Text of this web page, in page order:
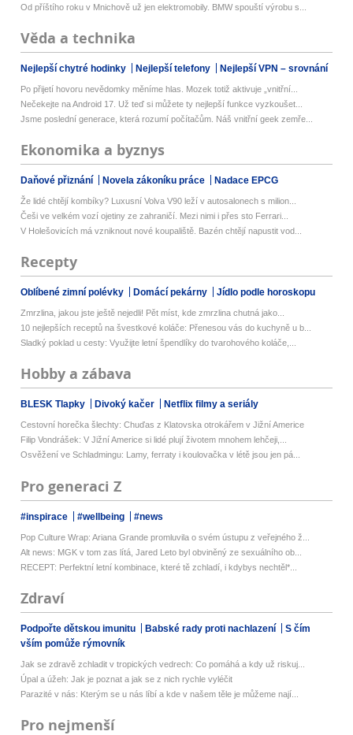
Od příštího roku v Mnichově už jen elektromobily. BMW spouští výrobu s...
Věda a technika
Nejlepší chytré hodinky Nejlepší telefony Nejlepší VPN – srovnání
Po přijetí hovoru nevědomky měníme hlas. Mozek totiž aktivuje „vnitřní...
Nečekejte na Android 17. Už teď si můžete ty nejlepší funkce vyzkoušet...
Jsme poslední generace, která rozumí počítačům. Náš vnitřní geek zemře...
Ekonomika a byznys
Daňové přiznání Novela zákoníku práce Nadace EPCG
Že lidé chtějí kombíky? Luxusní Volva V90 leží v autosalonech s milion...
Češi ve velkém vozí ojetiny ze zahraničí. Mezi nimi i přes sto Ferrari...
V Holešovicích má vzniknout nové koupaliště. Bazén chtějí napustit vod...
Recepty
Oblíbené zimní polévky Domácí pekárny Jídlo podle horoskopu
Zmrzlina, jakou jste ještě nejedli! Pět míst, kde zmrzlina chutná jako...
10 nejlepších receptů na švestkové koláče: Přenesou vás do kuchyně u b...
Sladký poklad u cesty: Využijte letní špendlíky do tvarohového koláče,...
Hobby a zábava
BLESK Tlapky Divoký kačer Netflix filmy a seriály
Cestovní horečka šlechty: Chuďas z Klatovska otrokářem v Jižní Americe
Filip Vondrášek: V Jižní Americe si lidé plují životem mnohem lehčeji,...
Osvěžení ve Schladmingu: Lamy, ferraty i koulovačka v létě jsou jen pá...
Pro generaci Z
#inspirace #wellbeing #news
Pop Culture Wrap: Ariana Grande promluvila o svém ústupu z veřejného ž...
Alt news: MGK v tom zas lítá, Jared Leto byl obviněný ze sexuálního ob...
RECEPT: Perfektní letní kombinace, které tě zchladí, i kdybys nechtěl*...
Zdraví
Podpořte dětskou imunitu Babské rady proti nachlazení
S čím
vším pomůže rýmovník
Jak se zdravě zchladit v tropických vedrech: Co pomáhá a kdy už riskuj...
Úpal a úžeh: Jak je poznat a jak se z nich rychle vyléčit
Parazité v nás: Kterým se u nás líbí a kde v našem těle je můžeme nají...
Pro nejmenší